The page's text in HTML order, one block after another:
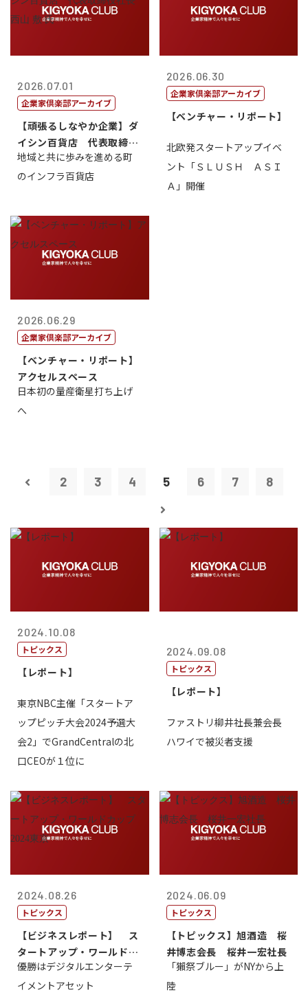
2026.07.01
企業家倶楽部アーカイブ
【頑張るしなやか企業】ダ
イシン百貨店 代表取締役
社長 西山 ...
地域と共に歩みを進める町
のインフラ百貨店
2026.06.30
企業家倶楽部アーカイブ
【ベンチャー・リポート】
北欧発スタートアップイベ
ント「ＳＬＵＳＨ ＡＳＩ
Ａ」開催
2026.06.29
企業家倶楽部アーカイブ
【ベンチャー・リポート】
アクセルスペース
日本初の量産衛星打ち上げ
へ
2 3 4 5 6 7 8
2024.10.08
トピックス
【レポート】
東京NBC主催「スタートア
ップピッチ大会2024予選大
会2」でGrandCentralの北
口CEOが１位に
2024.09.08
トピックス
【レポート】
ファストリ柳井社長兼会長
ハワイで被災者支援
2024.08.26
トピックス
【ビジネスレポート】 ス
タートアップ・ワールドカ
ップ2024...
優勝はデジタルエンターテ
イメントアセット
2024.06.09
トピックス
【トピックス】旭酒造 桜
井博志会長 桜井一宏社長
「獺祭ブルー」がNYから上
陸